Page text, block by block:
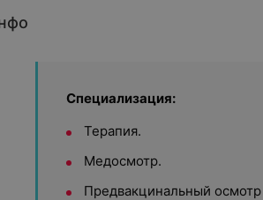
Специализация:
Терапия.
Медосмотр.
Предвакцинальный